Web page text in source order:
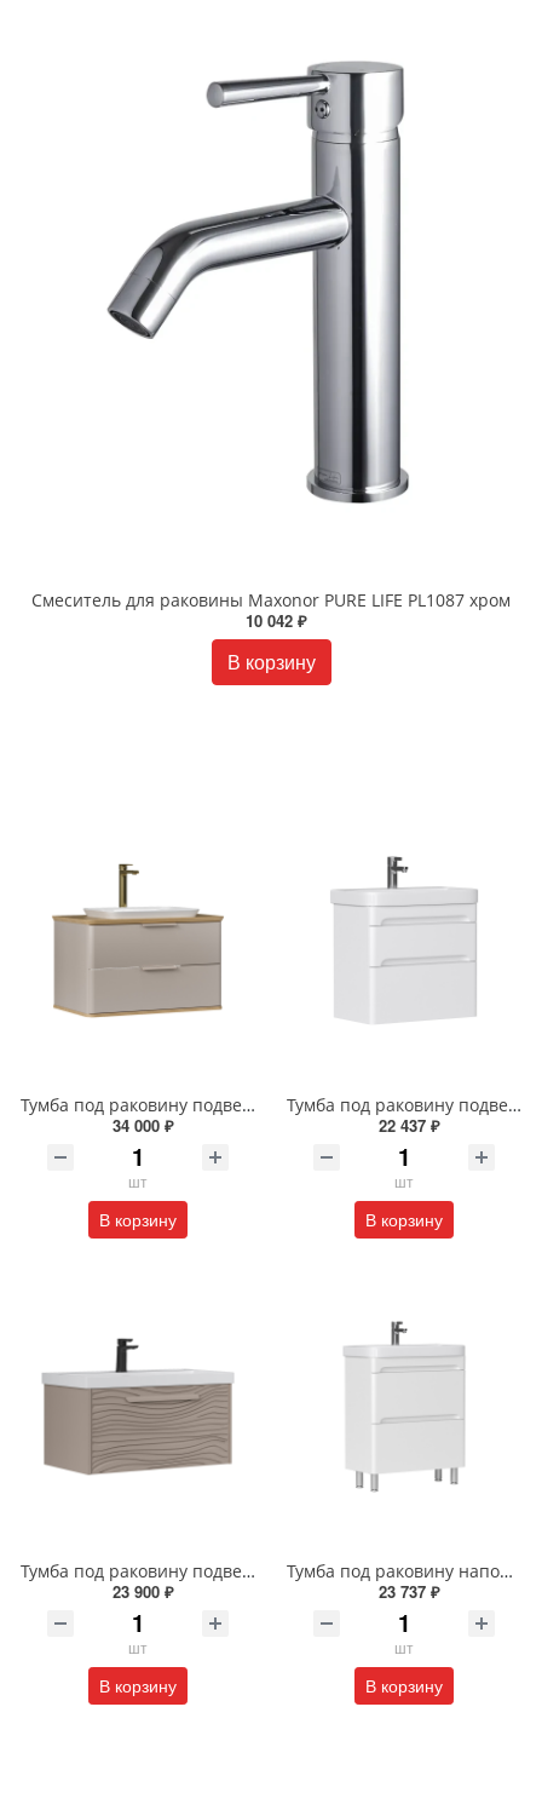
Смеситель для раковины Maxonor PURE LIFE PL1087 хром
10 042 ₽
В корзину
Тумба под раковину подвесная EQUIL Десерт 80.2Я/Desert 80.2Y с ручками в цвет амарок tpDSRT80.2Y-25R амарок/дуб
34 000 ₽
шт
В корзину
Тумба под раковину подвесная EQUIL Найс 70 см tpNICE70.2Y-05 белая
22 437 ₽
шт
В корзину
Тумба под раковину подвесная EQUIL Глеам 80.1Я/Gleam 80.1Y амарок/дуб вотан tpGLEAM80.1Y-25
23 900 ₽
шт
В корзину
Тумба под раковину напольная EQUIL Найс 60 см tnNICE60.2Y-05 белая
23 737 ₽
шт
В корзину